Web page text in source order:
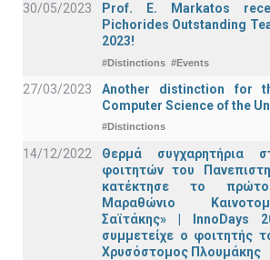
30/05/2023
Prof. E. Markatos
Pichorides Outstanding
2023!
#Distinctions #Events
27/03/2023
Another distinction for
Computer Science of the
#Distinctions
14/12/2022
Θερμά συγχαρητήρια
φοιτητών του
κατέκτησε το
Μαραθώνιο
Σαϊτάκης» | InnoDays
συμμετείχε ο φοιτητής
Χρυσόστομος Πλουμάκης